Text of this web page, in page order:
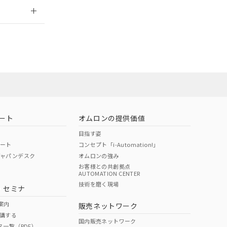
O O
ページへ
ください
ト
ト
パンデスク
セミナ
内
する
オムロンの提供価値
目指す姿
コンセプト「i-Automation!」
オムロンの強み
お客様との共創拠点
AUTOMATION CENTER
技術を磨く現場
販売ネットワーク
国内販売ネットワーク